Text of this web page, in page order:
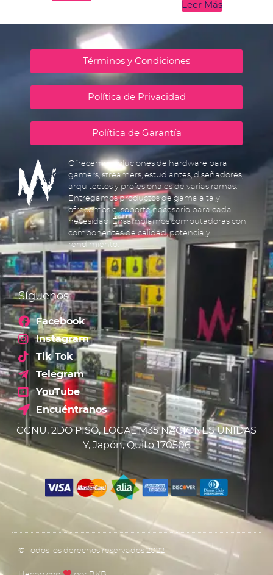
Leer Más
Términos y Condiciones
Política de Privacidad
Política de Garantía
Ofrecemos soluciones de hardware para
gamers, streamers, estudiantes, diseñadores,
arquitectos y profesionales de varias ramas.
Entregamos productos de gama alta y
ofrecemos el soporte necesario para cada
necesidad. Ensamblamos computadoras con
componentes de calidad, potencia y
rendimiento.
Síguenos
Facebook
Instagram
Tik Tok
Telegram
YouTube
Encuéntranos
CCNU, 2DO PISO, LOCAL M35 NACIONES UNIDAS
Y, Japón, Quito 170506
© Todos los derechos reservados 2022